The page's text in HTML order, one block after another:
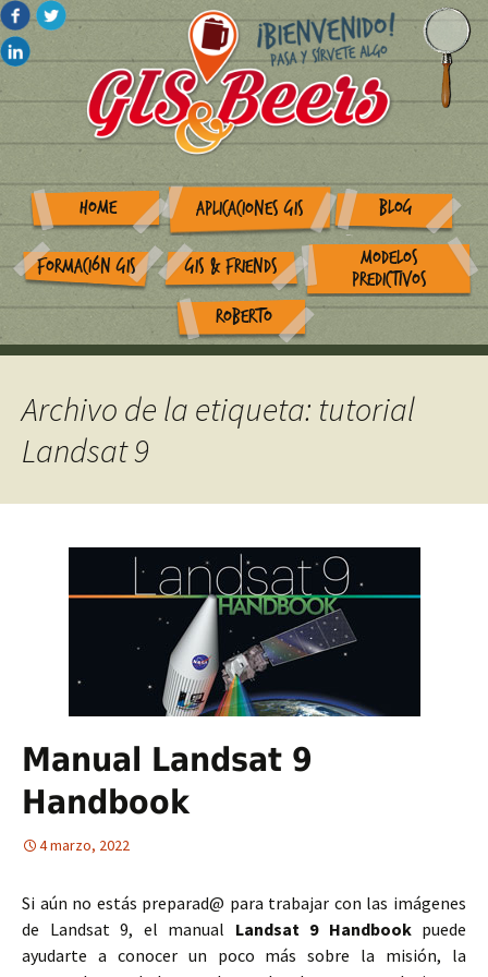
HOME APLICACIONES GIS BLOG
FORMACIÓN GIS GIS & FRIENDS
MODELOS
PREDICTIVOS
ROBERTO
Archivo de la etiqueta: tutorial
Landsat 9
Manual Landsat 9
Handbook
4 marzo, 2022
Si aún no estás preparad@ para trabajar con las imágenes
de Landsat 9, el manual Landsat 9 Handbookpuede
ayudarte a conocer un poco más sobre la misión, la